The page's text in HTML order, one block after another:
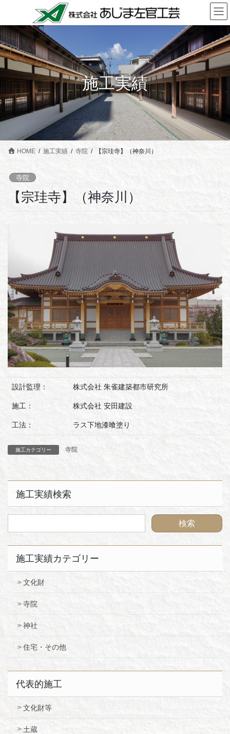
テ
ン
ツ
に
動
ゲ
ー
シ
ョ
に
移
施工実績
HOME 施工実績 寺院 【宗珪寺】（神奈川）
寺院
【宗珪寺】（神奈川）
設計監理： 株式会社 朱雀建築都市研究所
施工： 株式会社 安田建設
工法： ラス下地漆喰塗り
施工カテゴリー 寺院
施工実績検索
施工実績カテゴリー
文化財
寺院
神社
住宅・その他
代表的施工
文化財等
土蔵